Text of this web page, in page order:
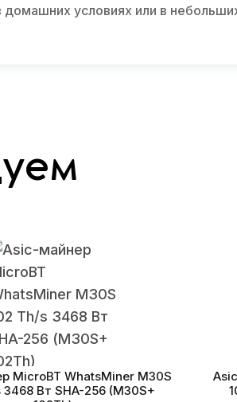
условиях или в
MicroBT WhatsMiner M30S
3468 Вт SHA-256 (M30S+